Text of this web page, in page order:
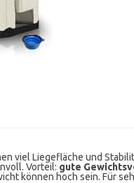
viel Liegefläche und
Vorteil: gute
können hoch sein. Für